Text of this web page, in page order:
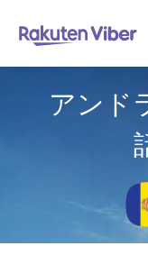
アンド